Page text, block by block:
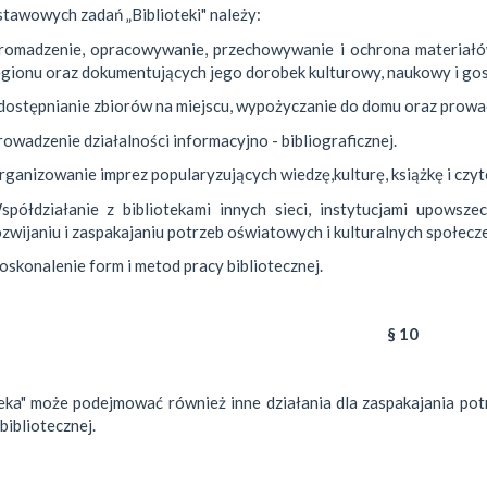
zadań „Biblioteki" należy:
opracowywanie, przechowywanie i ochrona
oraz dokumentujących jego dorobek kulturowy, naukowy i
zbiorów na miejscu, wypożyczanie do domu oraz
działalności informacyjno - bibliograficznej.
imprez popularyzujących wiedzę,kulturę, książkę i
z bibliotekami innych sieci, instytucjami
i zaspakajaniu potrzeb oświatowych i kulturalnych
form i metod pracy bibliotecznej.
§ 10
może podejmować również inne działania dla zaspakajania